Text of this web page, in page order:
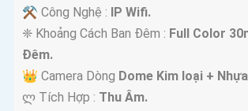
⚒ Công Nghệ : IP Wifi.
❈ Khoảng Cách Ban Đêm : Full Color
Ðêm.
👑 Camera Dòng Dome Kim loại +
️ლ Tích Hợp : Thu Âm.